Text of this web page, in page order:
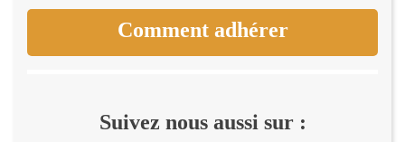
Comment adhérer
Suivez nous aussi sur :